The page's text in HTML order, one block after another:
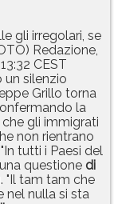
gli irregolari, se
Redazione,
CEST
silenzio
Grillo torna
la
gli immigrati
non rientrano
tutti i Paesi del
questione di
"Il tam tam che
nel nulla si sta